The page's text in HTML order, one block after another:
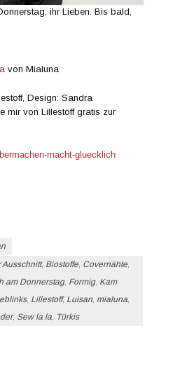
ihr Lieben. Bis bald,
von Mialuna
Design: Sandra
mir von Lillestoff gratis zur
Ausschnitt, Biostoffe Covernähte
am Donnerstag, Formig, Kam
, Lillestoff, Luisan mialuna
, Sew la la Türkis